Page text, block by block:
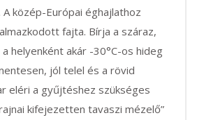
közép-Európai éghajlathoz
fajta. Bírja a száraz,
helyenként akár -30°C-os hideg
jól telel és a rövid
eléri a gyűjtéshez szükséges
kifejezetten tavaszi mézelő”